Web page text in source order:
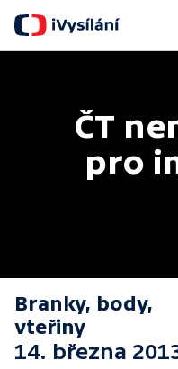
ČT
pro
Branky, body,
vteřiny
14. března